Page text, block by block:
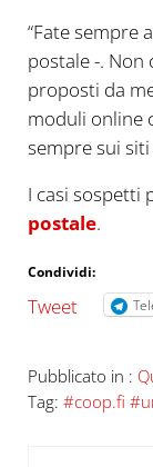
“Fate sempre
postale -. Non
proposti da
moduli online
sempre sui
I casi sospetti
postale.
Condividi:
Tweet
Pubblicato in :
Tag: #coop.fi